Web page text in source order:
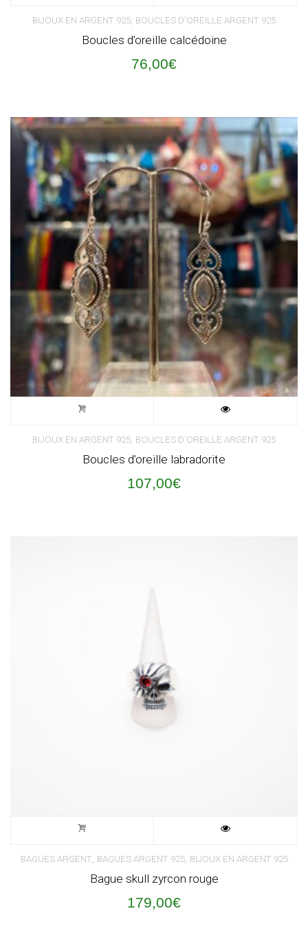
BIJOUX EN ARGENT 925, BOUCLES D'OREILLE ARGENT 925
Boucles d’oreille calcédoine
76,00€
BIJOUX EN ARGENT 925, BOUCLES D'OREILLE ARGENT 925
Boucles d’oreille labradorite
107,00€
BAGUES ARGENT, BAGUES ARGENT 925, BIJOUX EN ARGENT 925
Bague skull zyrcon rouge
179,00€